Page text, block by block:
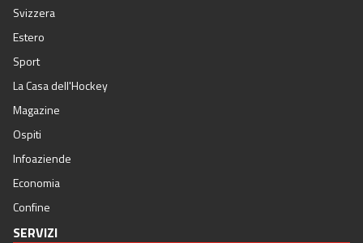
Svizzera
Estero
Sport
La Casa dell'Hockey
Magazine
Ospiti
Infoaziende
Economia
Confine
SERVIZI